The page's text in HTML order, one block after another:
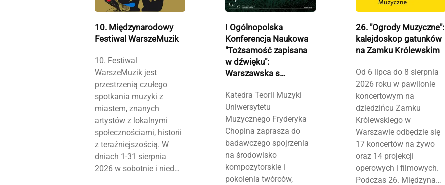
10. Międzynarodowy
Festiwal WarszeMuzik
10. Festiwal
WarszeMuzik jest
przestrzenią czułego
spotkania muzyki z
miastem, znanych
artystów z lokalnymi
społecznościami, historii
z teraźniejszością. W
dniach 1-31 sierpnia
2026 w sobotnie i nied…
I Ogólnopolska
Konferencja Naukowa
"Tożsamość zapisana
w dźwięku":
Warszawska s…
Katedra Teorii Muzyki
Uniwersytetu
Muzycznego Fryderyka
Chopina zaprasza do
badawczego spojrzenia
na środowisko
kompozytorskie i
pokolenia twórców,
26. "Ogrody Muzyczne":
kalejdoskop gatunków
na Zamku Królewskim
Od 6 lipca do 8 sierpnia
2026 roku w pawilonie
koncertowym na
dziedzińcu Zamku
Królewskiego w
Warszawie odbędzie się
17 koncertów na żywo
oraz 14 projekcji
operowych i filmowych.
Podczas 26. Międzyna…